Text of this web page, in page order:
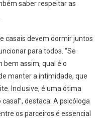
saber respeitar as
casais devem dormir juntos
para todos. “Se
bem assim, qual é o
manter a intimidade, que
Inclusive, é uma ótima
destaca. A psicóloga
os parceiros é essencial